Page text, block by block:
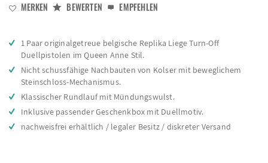
MERKEN BEWERTEN EMPFEHLEN
1 Paar originalgetreue belgische Replika Liege Turn-Off
Duellpistolen im Queen Anne Stil.
Nicht schussfähige Nachbauten von Kolser mit beweglichem
Steinschloss-Mechanismus.
Klassischer Rundlauf mit Mündungswulst.
Inklusive passender Geschenkbox mit Duellmotiv.
nachweisfrei erhältlich / legaler Besitz / diskreter Versand